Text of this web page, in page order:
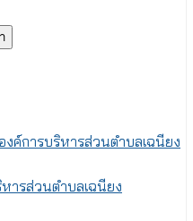
งค์การบริหารส่วนตำบลเฉนียง
ารส่วนตำบลเฉนียง